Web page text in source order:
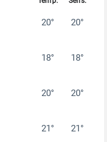
20° 20°
18° 18°
20° 20°
21° 21°